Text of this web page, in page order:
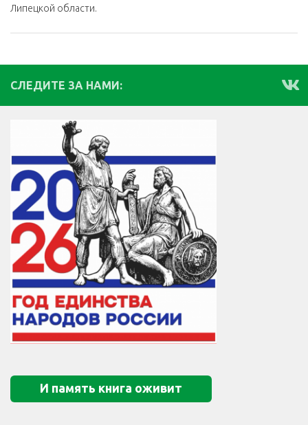
Липецкой области.
СЛЕДИТЕ ЗА НАМИ:
И память книга оживит